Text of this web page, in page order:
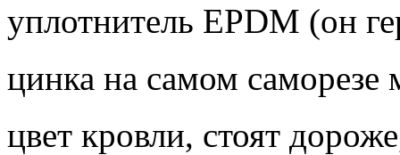
уплотнитель EPDM (он
цинка на самом
цвет кровли, стоят